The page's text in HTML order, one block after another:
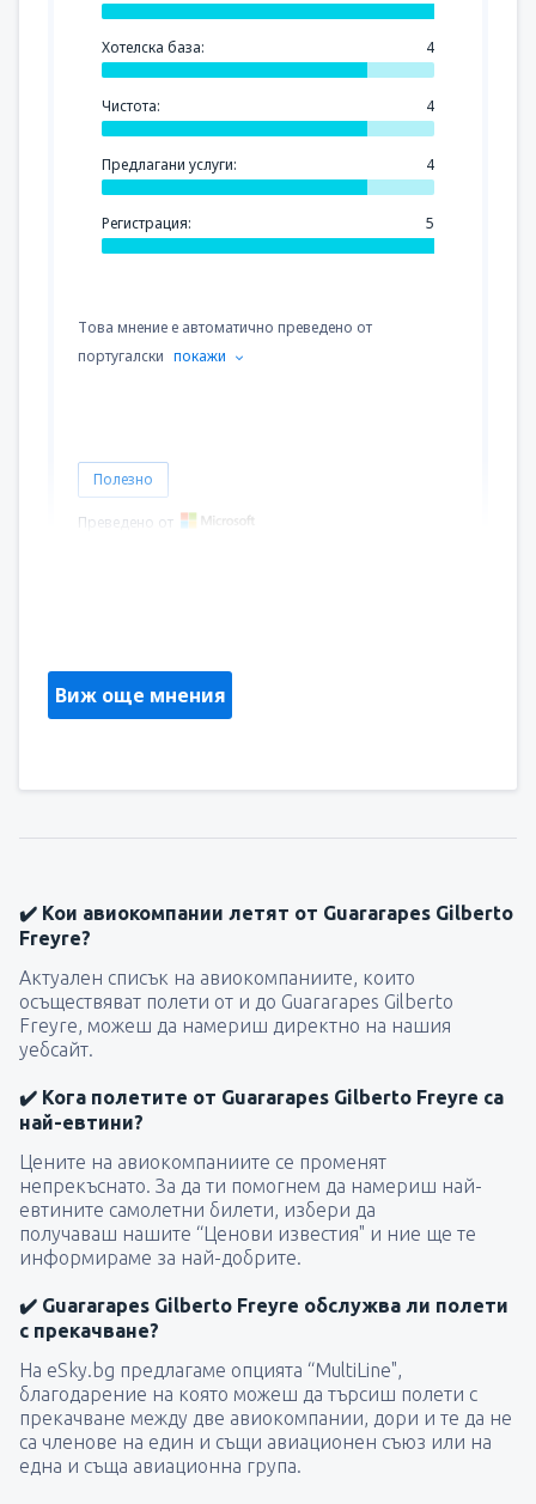
Хотелска база: 4
Чистота: 4
Предлагани услуги: 4
Регистрация: 5
Това мнение е автоматично преведено от
португалски покажи
Полезно
Преведено от
Виж още мнения
✔️ Кои авиокомпании летят от Guararapes Gilberto
Freyre?
Актуален списък на авиокомпаниите, които
осъществяват полети от и до Guararapes Gilberto
Freyre, можеш да намериш директно на нашия
уебсайт.
✔️ Кога полетите от Guararapes Gilberto Freyre са
най-евтини?
Цените на авиокомпаниите се променят
непрекъснато. За да ти помогнем да намериш най-
евтините самолетни билети, избери да
получаваш нашите “Ценови известия" и ние ще те
информираме за най-добрите.
✔️ Guararapes Gilberto Freyre обслужва ли полети
с прекачване?
На eSky.bg предлагаме опцията “MultiLine",
благодарение на която можеш да търсиш полети с
прекачване между две авиокомпании, дори и те да не
са членове на един и същи авиационен съюз или на
една и съща авиационна група.